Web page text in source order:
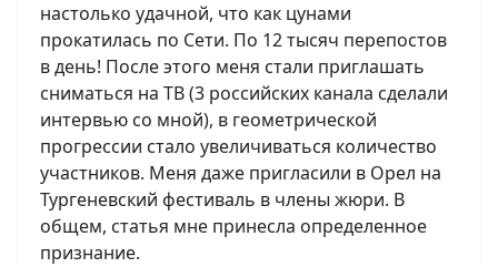
настолько удачной, что как цунами
прокатилась по Сети. По 12 тысяч перепостов
в день! После этого меня стали приглашать
сниматься на ТВ (3 российских канала сделали
интервью со мной), в геометрической
прогрессии стало увеличиваться количество
участников. Меня даже пригласили в Орел на
Тургеневский фестиваль в члены жюри. В
общем, статья мне принесла определенное
признание.